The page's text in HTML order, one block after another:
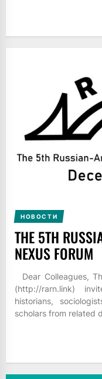
НОВОСТИ
THE 5TH
NEXUS FORUM
Dear Colleagues,
(http://rarn.link)
historians,
scholars from related